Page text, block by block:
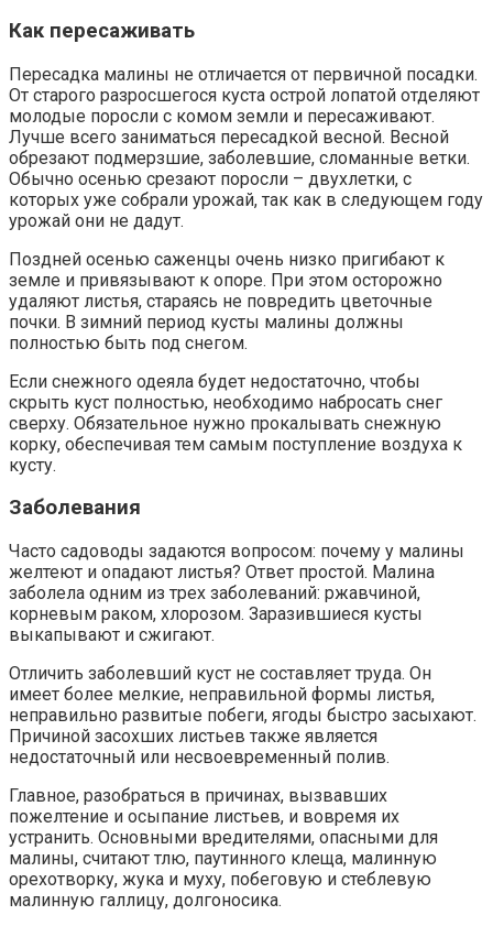
Как пересаживать
Пересадка малины не отличается от первичной посадки.
От старого разросшегося куста острой лопатой отделяют
молодые поросли с комом земли и пересаживают.
Лучше всего заниматься пересадкой весной. Весной
обрезают подмерзшие, заболевшие, сломанные ветки.
Обычно осенью срезают поросли – двухлетки, с
которых уже собрали урожай, так как в следующем году
урожай они не дадут.
Поздней осенью саженцы очень низко пригибают к
земле и привязывают к опоре. При этом осторожно
удаляют листья, стараясь не повредить цветочные
почки. В зимний период кусты малины должны
полностью быть под снегом.
Если снежного одеяла будет недостаточно, чтобы
скрыть куст полностью, необходимо набросать снег
сверху. Обязательное нужно прокалывать снежную
корку, обеспечивая тем самым поступление воздуха к
кусту.
Заболевания
Часто садоводы задаются вопросом: почему у малины
желтеют и опадают листья? Ответ простой. Малина
заболела одним из трех заболеваний: ржавчиной,
корневым раком, хлорозом. Заразившиеся кусты
выкапывают и сжигают.
Отличить заболевший куст не составляет труда. Он
имеет более мелкие, неправильной формы листья,
неправильно развитые побеги, ягоды быстро засыхают.
Причиной засохших листьев также является
недостаточный или несвоевременный полив.
Главное, разобраться в причинах, вызвавших
пожелтение и осыпание листьев, и вовремя их
устранить. Основными вредителями, опасными для
малины, считают тлю, паутинного клеща, малинную
орехотворку, жука и муху, побеговую и стеблевую
малинную галлицу, долгоносика.